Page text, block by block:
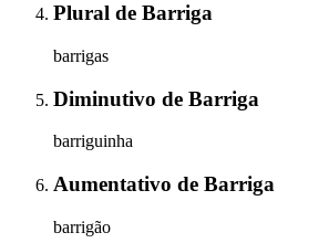
Plural de Barriga
barrigas
Diminutivo de Barriga
barriguinha
Aumentativo de Barriga
barrigão